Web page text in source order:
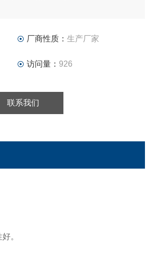
厂商性质： 生产厂家
访问量： 926
联系我们
好。